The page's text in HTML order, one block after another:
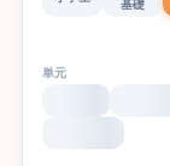
基礎
単元